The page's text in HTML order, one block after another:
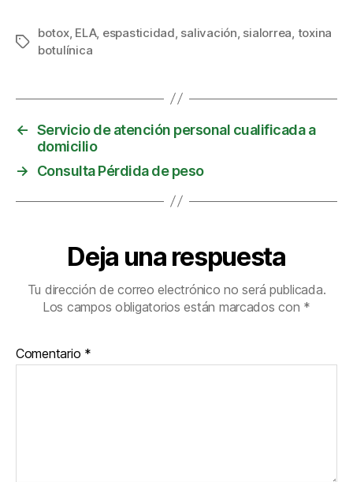
Etiquetas
botox, ELA, espasticidad salivación sialorrea toxina
botulínica
← Servicio de atención personal cualificada a
domicilio
→
Consulta Pérdida de peso
Deja una respuesta
Tu dirección de correo electrónico no será publicada.
Los campos obligatorios están marcados con *
Comentario *